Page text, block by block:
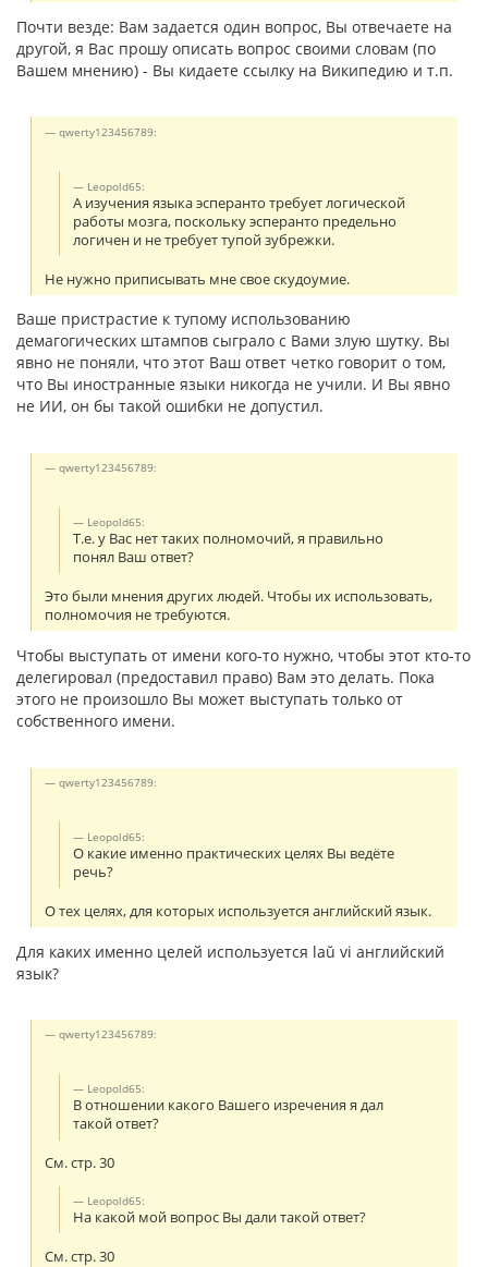
Почти везде: Вам задается один вопрос, Вы отвечаете на
другой, я Вас прошу описать вопрос своими словам (по
Вашем мнению) - Вы кидаете ссылку на Википедию и т.п.
qwerty123456789:
Leopold65:
А изучения языка эсперанто требует логической
работы мозга, поскольку эсперанто предельно
логичен и не требует тупой зубрежки.
Не нужно приписывать мне свое скудоумие.
Ваше пристрастие к тупому использованию
демагогических штампов сыграло с Вами злую шутку. Вы
явно не поняли, что этот Ваш ответ четко говорит о том,
что Вы иностранные языки никогда не учили. И Вы явно
не ИИ, он бы такой ошибки не допустил.
qwerty123456789:
Leopold65:
Т.е. у Вас нет таких полномочий, я правильно
понял Ваш ответ?
Это были мнения других людей. Чтобы их использовать,
полномочия не требуются.
Чтобы выступать от имени кого-то нужно, чтобы этот кто-то
делегировал (предоставил право) Вам это делать. Пока
этого не произошло Вы может выступать только от
собственного имени.
qwerty123456789:
Leopold65:
О какие именно практических целях Вы ведёте
речь?
О тех целях, для которых используется английский язык.
Для каких именно целей используется laŭ vi английский
язык?
qwerty123456789:
Leopold65:
В отношении какого Вашего изречения я дал
такой ответ?
См. стр. 30
Leopold65:
На какой мой вопрос Вы дали такой ответ?
См. стр. 30